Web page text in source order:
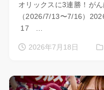
オリックスに3連勝！が
（2026/7/13〜7/16）
17 …
2026年7月18日